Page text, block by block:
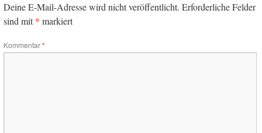
Deine E-Mail-Adresse wird nicht veröffentlicht. Erforderliche Felder
sind mit* markiert
Kommentar*